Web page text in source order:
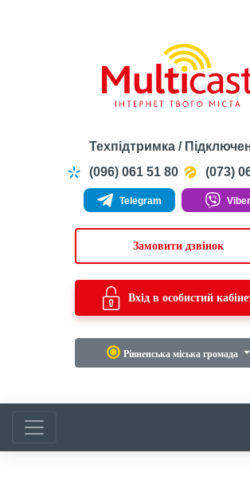
Техпідтримка /
(096) 061 51 80 (073)
Telegram Viber
Замовити дзвінок
Вхід в особистий
Рівненська міська громада